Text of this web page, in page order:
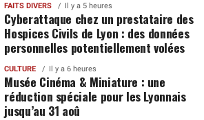
FAITS DIVERS Il y a 5 heures
Cyberattaque chez un prestataire des
Hospices Civils de Lyon : des données
personnelles potentiellement volées
CULTURE Il y a 6 heures
Musée Cinéma & Miniature : une
réduction spéciale pour les Lyonnais
jusqu’au 31 aoû